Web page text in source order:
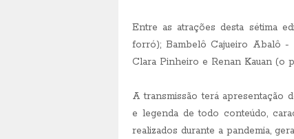
Entre as atrações desta sétima
forró); Bambelô Cajueiro Abalô -
Clara Pinheiro e Renan Kauan (o
A transmissão terá apresentação
e legenda de todo conteúdo,
realizados durante a pandemia,